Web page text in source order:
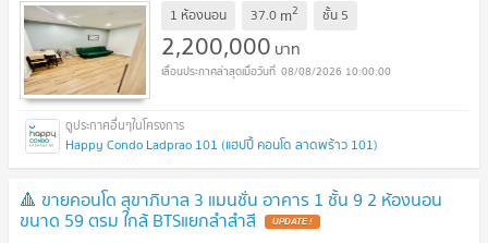
1 ห้องนอน 37.0 m2 ชั้น 5
2,200,000 บาท
08/08/2026 10:00:00
Happy Condo Ladprao 101 (แฮปปี้ คอนโด ลาดพร้าว 101)
🔺 ขายคอนโด สุขาภิบาล 3 แมนชั่น อาคาร 1 ชั้น 9 2 ห้องนอน
ขนาด 59 ตรม ใกล้ BTSแยกลำสำสี